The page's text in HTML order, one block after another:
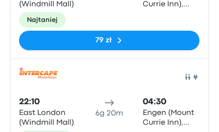
(Windmill Mall)
Currie Inn),
Najtaniej
79 zł
22:10
East London
(Windmill Mall)
6g 20m
04:30
Engen (Mount
Currie Inn),